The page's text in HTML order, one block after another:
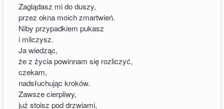
Zaglądasz mi do duszy,
przez okna moich zmartwień.
Niby przypadkiem pukasz
i milczysz.
Ja wiedząc,
że z życia powinnam się rozliczyć,
czekam,
nadsłuchując kroków.
Zawsze cierpliwy,
już stoisz pod drzwiami,